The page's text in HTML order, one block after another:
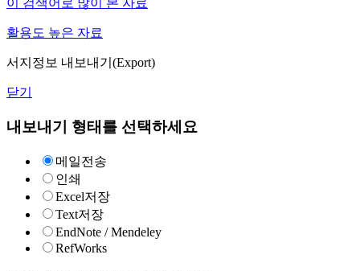
이 검색어로 많이 본 자료
활용도 높은 자료
서지정보 내보내기(Export)
닫기
내보내기 형태를 선택하세요
메일전송
인쇄
Excel저장
Text저장
EndNote / Mendeley
RefWorks